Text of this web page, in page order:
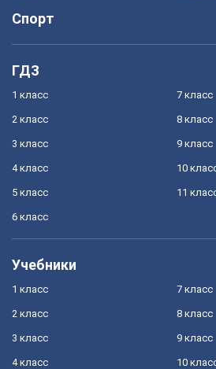
Спорт
ГДЗ
1 класс
2 класс
3 класс
4 класс
5 класс
6 класс
7 класс
8 класс
9 класс
10
11
Учебники
1 класс
2 класс
3 класс
4 класс
7 класс
8 класс
9 класс
10